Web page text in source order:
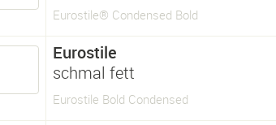
Eurostile® Condensed Bold
Eurostile
schmal fett
Eurostile Bold Condensed